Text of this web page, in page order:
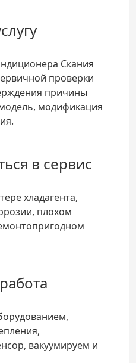
Скания
проверки
причины
модификация
в сервис
хладагента,
плохом
вакуумируем и